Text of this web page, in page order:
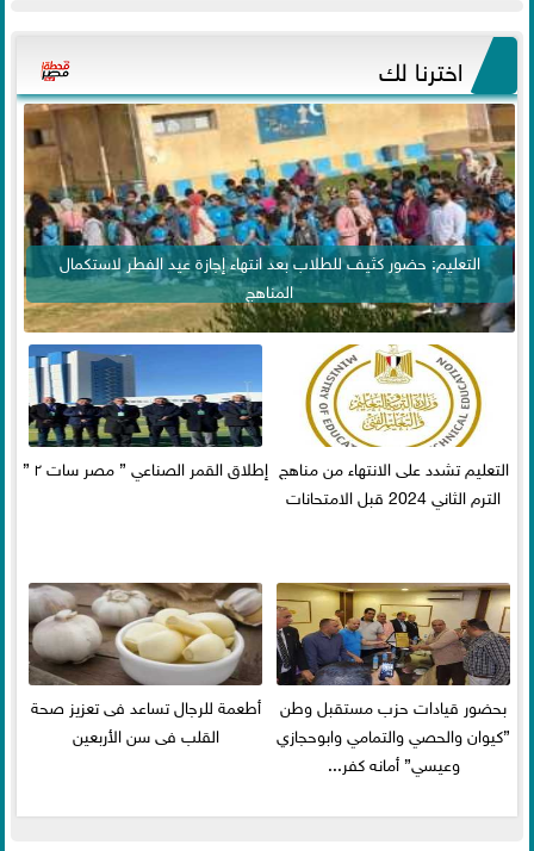
اخترنا لك
التعليم: حضور كثيف للطلاب بعد انتهاء إجازة عيد الفطر لاستكمال
المناهج
التعليم تشدد على الانتهاء من مناهج
الترم الثاني 2024 قبل الامتحانات
إطلاق القمر الصناعي ” مصر سات ٢ ”
بحضور قيادات حزب مستقبل وطن
”كيوان والحصي والتمامي وابوحجازي
وعيسي” أمانه كفر...
أطعمة للرجال تساعد فى تعزيز صحة
القلب فى سن الأربعين